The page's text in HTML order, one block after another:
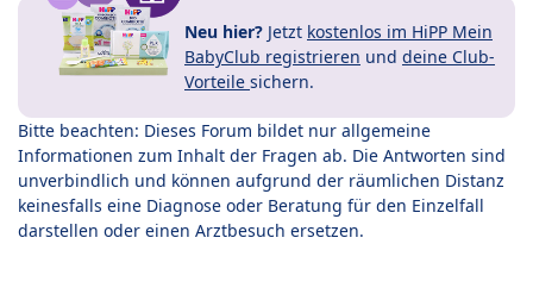
Neu hier? Jetzt kostenlos im HiPP Mein
BabyClub registrieren und deine Club-
Vorteile sichern.
Bitte beachten: Dieses Forum bildet nur allgemeine
Informationen zum Inhalt der Fragen ab. Die Antworten sind
unverbindlich und können aufgrund der räumlichen Distanz
keinesfalls eine Diagnose oder Beratung für den Einzelfall
darstellen oder einen Arztbesuch ersetzen.